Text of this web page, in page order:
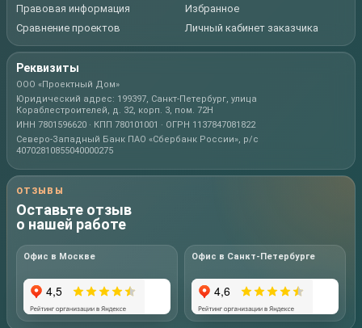
Правовая информация
Избранное
Сравнение проектов
Личный кабинет заказчика
Реквизиты
ООО «Проектный Дом»
Юридический адрес: 199397, Санкт-Петербург, улица
Кораблестроителей, д. 32, корп. 3, пом. 72Н
ИНН 7801596620 · КПП 780101001 · ОГРН 1137847081822
Северо-Западный Банк ПАО «Сбербанк России», р/с
40702810855040000275
ОТЗЫВЫ
Оставьте отзыв
о нашей работе
Офис в Москве Офис в Санкт-Петербурге